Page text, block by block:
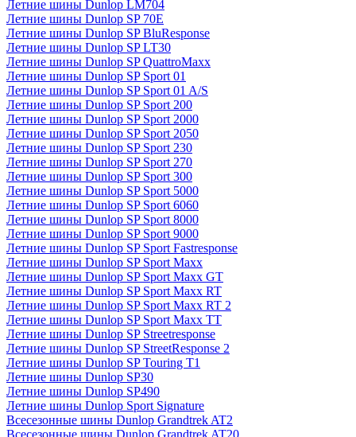
Летние шины Dunlop LM704
Летние шины Dunlop SP 70E
Летние шины Dunlop SP BluResponse
Летние шины Dunlop SP LT30
Летние шины Dunlop SP QuattroMaxx
Летние шины Dunlop SP Sport 01
Летние шины Dunlop SP Sport 01 A/S
Летние шины Dunlop SP Sport 200
Летние шины Dunlop SP Sport 2000
Летние шины Dunlop SP Sport 2050
Летние шины Dunlop SP Sport 230
Летние шины Dunlop SP Sport 270
Летние шины Dunlop SP Sport 300
Летние шины Dunlop SP Sport 5000
Летние шины Dunlop SP Sport 6060
Летние шины Dunlop SP Sport 8000
Летние шины Dunlop SP Sport 9000
Летние шины Dunlop SP Sport Fastresponse
Летние шины Dunlop SP Sport Maxx
Летние шины Dunlop SP Sport Maxx GT
Летние шины Dunlop SP Sport Maxx RT
Летние шины Dunlop SP Sport Maxx RT 2
Летние шины Dunlop SP Sport Maxx TT
Летние шины Dunlop SP Streetresponse
Летние шины Dunlop SP StreetResponse 2
Летние шины Dunlop SP Touring T1
Летние шины Dunlop SP30
Летние шины Dunlop SP490
Летние шины Dunlop Sport Signature
Всесезонные шины Dunlop Grandtrek AT2
Всесезонные шины Dunlop Grandtrek AT20